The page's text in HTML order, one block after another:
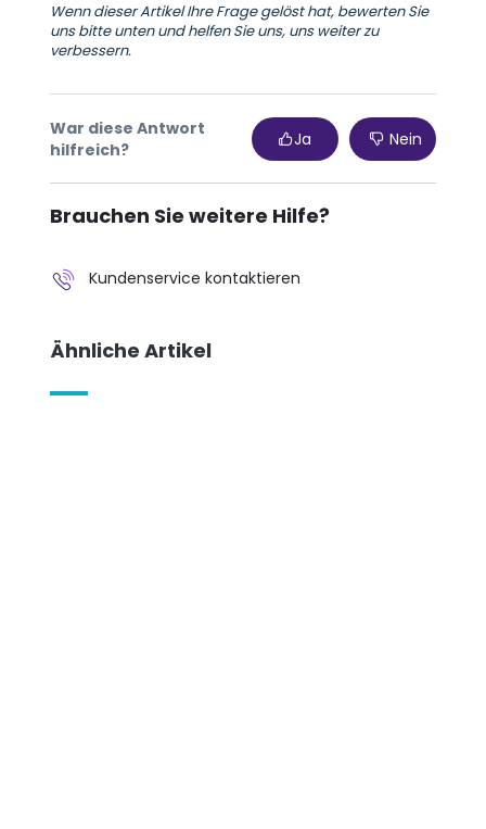
Wenn dieser Artikel Ihre Frage gelöst hat, bewerten Sie
uns bitte unten und helfen Sie uns, uns weiter zu
verbessern.
War diese Antwort
hilfreich?
Ja Nein
Brauchen Sie weitere Hilfe?
Kundenservice kontaktieren
Ähnliche Artikel